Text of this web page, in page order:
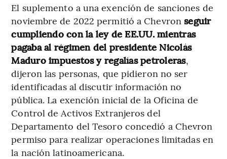
El suplemento a una exención de sanciones de
noviembre de 2022 permitió a Chevronseguir
cumpliendo con la ley de EE.UU. mientras
pagaba al régimen del presidente Nicolás
Maduro impuestos y regalías petroleras,
dijeron las personas, que pidieron no ser
identificadas al discutir información no
pública. La exención inicial de la Oficina de
Control de Activos Extranjeros del
Departamento del Tesoro concedió a Chevron
permiso para realizar operaciones limitadas en
la nación latinoamericana.